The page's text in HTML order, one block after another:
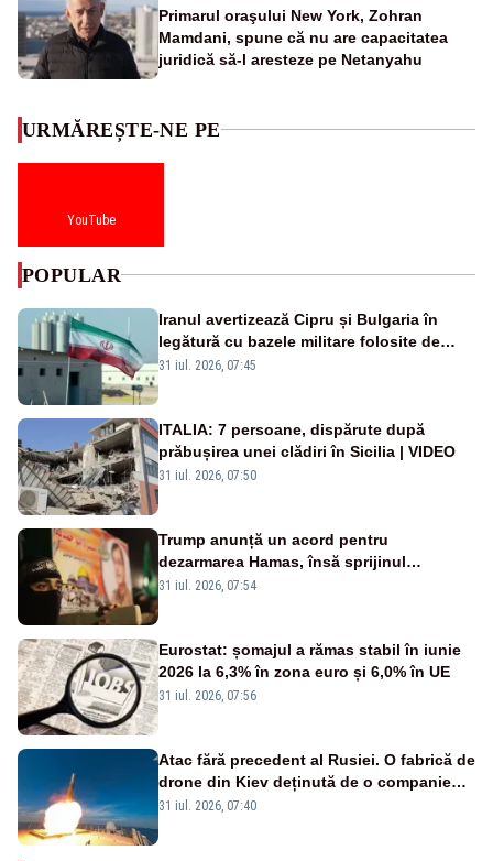
Primarul oraşului New York, Zohran
Mamdani, spune că nu are capacitatea
juridică să-l aresteze pe Netanyahu
URMĂREȘTE-NE PE
YouTube
POPULAR
Iranul avertizează Cipru și Bulgaria în
legătură cu bazele militare folosite de
SUA
31 iul. 2026, 07:45
ITALIA: 7 persoane, dispărute după
prăbușirea unei clădiri în Sicilia | VIDEO
31 iul. 2026, 07:50
Trump anunță un acord pentru
dezarmarea Hamas, însă sprijinul
Israelului rămâne incert
31 iul. 2026, 07:54
Eurostat: șomajul a rămas stabil în iunie
2026 la 6,3% în zona euro și 6,0% în UE
31 iul. 2026, 07:56
Atac fără precedent al Rusiei. O fabrică de
drone din Kiev deținută de o companie
americană, distrusă de o rachetă
31 iul. 2026, 07:40